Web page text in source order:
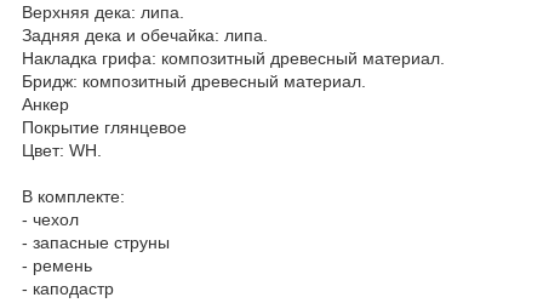
Верхняя дека: липа.
Задняя дека и обечайка: липа.
Накладка грифа: композитный древесный материал.
Бридж: композитный древесный материал.
Анкер
Покрытие глянцевое
Цвет: WH.
В комплекте:
- чехол
- запасные струны
- ремень
- каподастр